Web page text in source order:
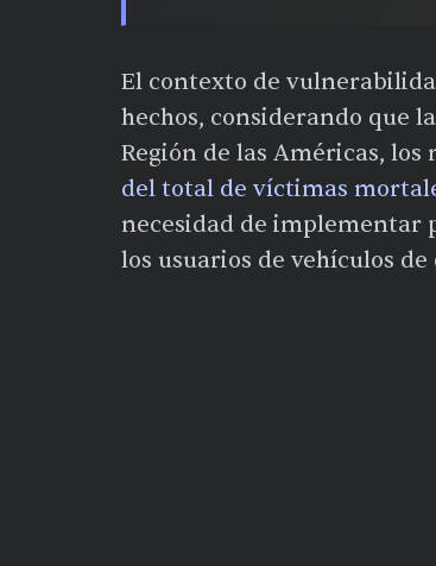
El contexto de
hechos, considerando que la
Región de las Américas,
del total de víctimas
necesidad de implementar
los usuarios de vehículos de